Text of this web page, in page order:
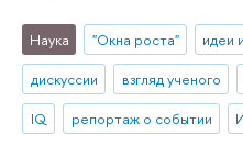
Наука "Окна роста" идеи
дискуссии
взгляд ученого
IQ
репортаж о событии